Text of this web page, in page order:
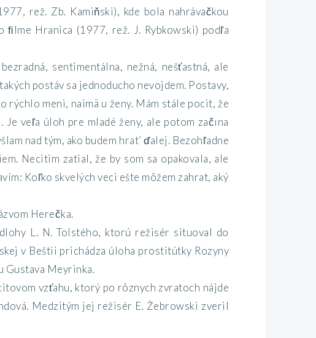
rež. Zb. Kamiňski), kde bola nahrávačkou
Hranica (1977, rež. J. Rybkowski) podľa
sentimentálna, nežná, nešťastná, ale
postáv sa jednoducho nevojdem. Postavy,
rýchlo meni, naimä u ženy. Mám stále pocit, že
veľa úloh pre mladé ženy, ale potom začına
nad tým, ako budem hrat’ ďalej. Bezohľadne
Necitim zatial, že by som sa opakovala, ale
Koľko skvelých veci ešte môžem zahrat, aký
Herečka.
L. N. Tolstého, ktorú režisér situoval do
v Beštii prichádza úloha prostitútky Rozyny
Gustava Meyrinka.
vzťahu, ktorý po rôznych zvratoch nájde
Medzitým jej režisér E. Žebrowski zveril